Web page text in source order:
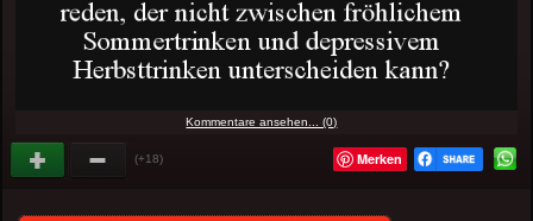
Kommentare ansehen... (0)
(+18) Merken